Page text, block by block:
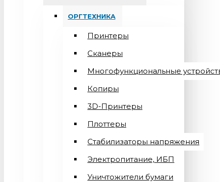
ОРГТЕХНИКА
Принтеры
Сканеры
Многофункциональные
Копиры
3D-Принтеры
Плоттеры
Стабилизаторы напряжения
Электропитание, ИБП
Уничтожители бумаги